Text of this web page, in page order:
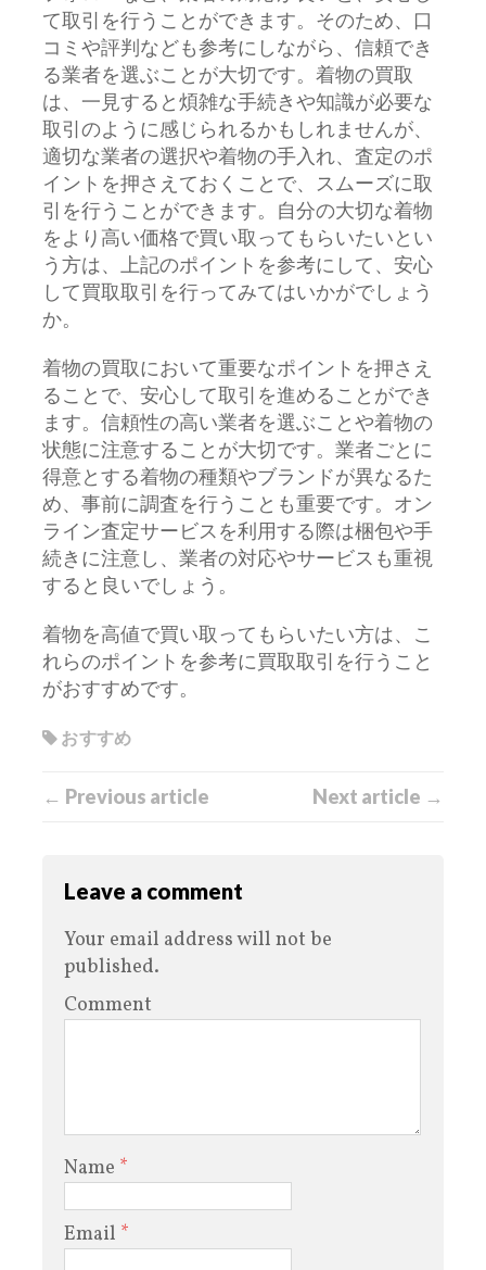
て取引を行うことができます。そのため、口
コミや評判なども参考にしながら、信頼でき
る業者を選ぶことが大切です。着物の買取
は、一見すると煩雑な手続きや知識が必要な
取引のように感じられるかもしれませんが、
適切な業者の選択や着物の手入れ、査定のポ
イントを押さえておくことで、スムーズに取
引を行うことができます。自分の大切な着物
をより高い価格で買い取ってもらいたいとい
う方は、上記のポイントを参考にして、安心
して買取取引を行ってみてはいかがでしょう
か。
着物の買取において重要なポイントを押さえ
ることで、安心して取引を進めることができ
ます。信頼性の高い業者を選ぶことや着物の
状態に注意することが大切です。業者ごとに
得意とする着物の種類やブランドが異なるた
め、事前に調査を行うことも重要です。オン
ライン査定サービスを利用する際は梱包や手
続きに注意し、業者の対応やサービスも重視
すると良いでしょう。
着物を高値で買い取ってもらいたい方は、こ
れらのポイントを参考に買取取引を行うこと
がおすすめです。
おすすめ
← Previous article Next article →
Leave a comment
Your email address will not be
published.
Comment
Name *
Email *